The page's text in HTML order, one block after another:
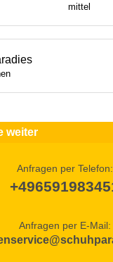
mittel
weiter
Anfragen per Telefon:
Anfragen per E-Mail: